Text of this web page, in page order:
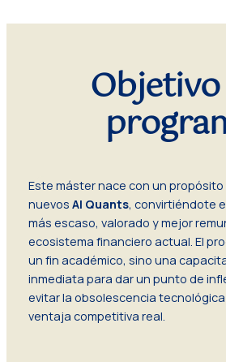
Este máster nace con un propósito
nuevos AI Quants, convirtiéndote
más escaso, valorado y mejor
ecosistema financiero actual. El
un fin académico, sino una
inmediata para dar un punto de
evitar la obsolescencia
ventaja competitiva real.